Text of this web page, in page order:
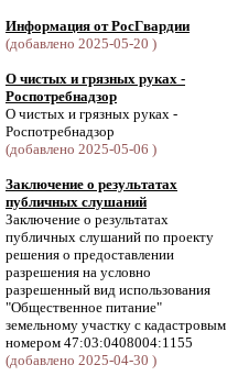
Информация от РосГвардии
(добавлено 2025-05-20 )
О чистых и грязных руках -
Роспотребнадзор
О чистых и грязных руках -
Роспотребнадзор
(добавлено 2025-05-06 )
Заключение о результатах
публичных слушаний
Заключение о результатах
публичных слушаний по проекту
решения о предоставлении
разрешения на условно
разрешенный вид использования
"Общественное питание"
земельному участку с кадастровым
номером 47:03:0408004:1155
(добавлено 2025-04-30 )